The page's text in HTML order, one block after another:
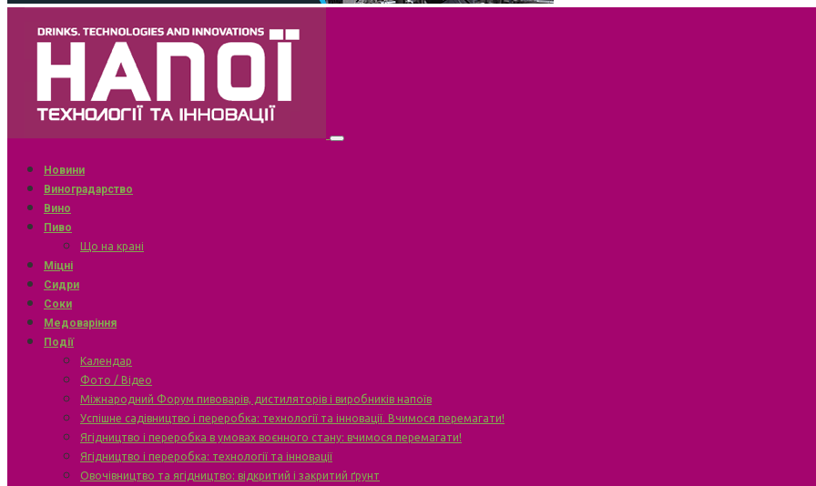
Новини
Виноградарство
Вино
Пиво
Що на крані
Міцні
Сидри
Соки
Медоваріння
Події
Календар
Фото / Відео
Міжнародний Форум пивоварів, дистиляторів і виробників напоїв
Успішне садівництво і переробка: технології та інновації. Вчимося перемагати!
Ягідництво і переробка в умовах воєнного стану: вчимося перемагати!
Ягідництво і переробка: технології та інновації
Овочівництво та ягідництво: відкритий і закритий ґрунт